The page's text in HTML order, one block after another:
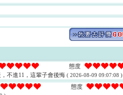
態度
不進11，這輩子會後悔 ( 2026-08-09 09:07:08 )
態度